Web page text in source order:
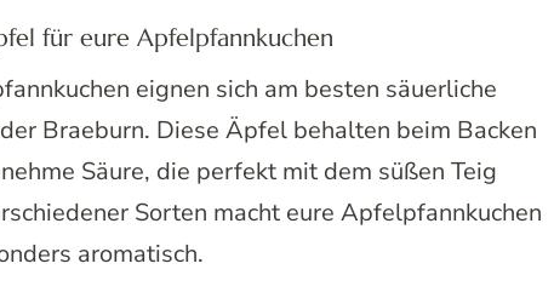
für eure Apfelpfannkuchen
eignen sich am besten säuerliche
Braeburn. Diese Äpfel behalten beim Backen
Säure, die perfekt mit dem süßen Teig
Sorten macht eure Apfelpfannkuchen
aromatisch.